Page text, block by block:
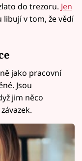
do trezoru. Jen
libují v tom, že vědí
jako pracovní
Jsou
jim něco